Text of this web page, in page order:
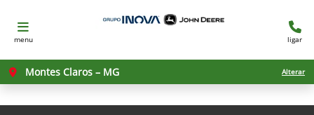
menu ligar
Montes Claros – MG Alterar